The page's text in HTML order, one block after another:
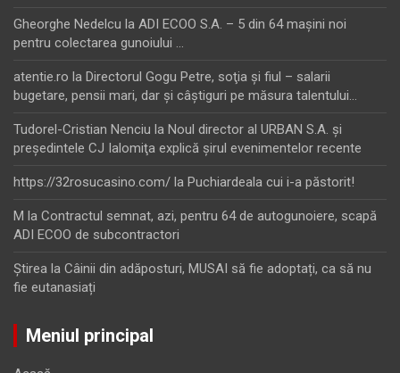
Gheorghe Nedelcu la ADI ECOO S.A. – 5 din 64 maşini noi
pentru colectarea gunoiului …
atentie.ro la Directorul Gogu Petre, soţia şi fiul – salarii
bugetare, pensii mari, dar şi câştiguri pe măsura talentului…
Tudorel-Cristian Nenciu la Noul director al URBAN S.A. şi
preşedintele CJ Ialomiţa explică şirul evenimentelor recente
https://32rosucasino.com/ la Puchiardeala cui i-a păstorit!
M la Contractul semnat, azi, pentru 64 de autogunoiere, scapă
ADI ECOO de subcontractori
Ştirea la Câinii din adăposturi, MUSAI să fie adoptați, ca să nu
fie eutanasiați
Meniul principal